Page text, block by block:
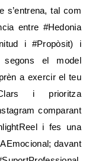
s’entrena, tal com
entre #Hedonia
i #Propòsit) i
segons el model
a exercir el teu
i prioritza
comparant
i fes una
davant